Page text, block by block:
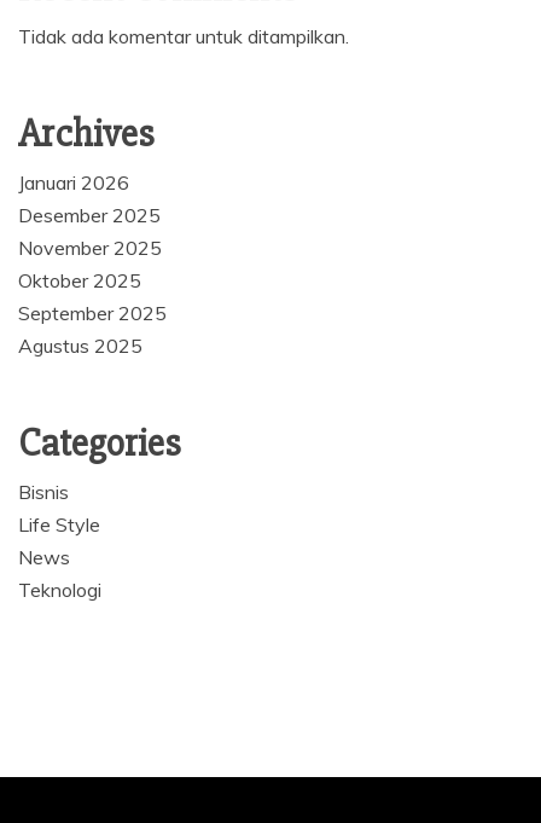
Tidak ada komentar untuk ditampilkan.
Archives
Januari 2026
Desember 2025
November 2025
Oktober 2025
September 2025
Agustus 2025
Categories
Bisnis
Life Style
News
Teknologi